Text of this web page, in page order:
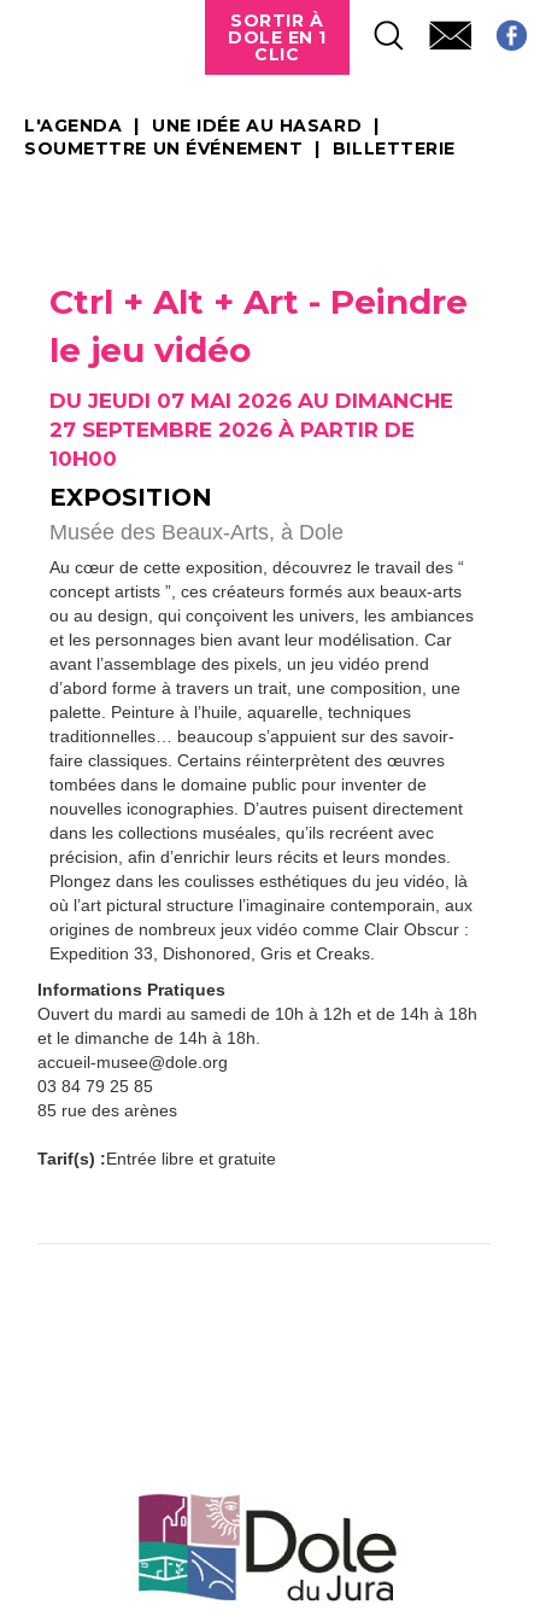
SORTIR À
DOLE EN 1
CLIC
L'AGENDA
UNE IDÉE AU HASARD
SOUMETTRE UN ÉVÉNEMENT
BILLETTERIE
Ctrl + Alt + Art - Peindre
le jeu vidéo
DU JEUDI 07 MAI 2026 AU DIMANCHE
27 SEPTEMBRE 2026 À PARTIR DE
10H00
EXPOSITION
Musée des Beaux-Arts, à Dole
Au cœur de cette exposition, découvrez le travail des “
concept artists ”, ces créateurs formés aux beaux-arts
ou au design, qui conçoivent les univers, les ambiances
et les personnages bien avant leur modélisation. Car
avant l’assemblage des pixels, un jeu vidéo prend
d’abord forme à travers un trait, une composition, une
palette. Peinture à l’huile, aquarelle, techniques
traditionnelles… beaucoup s’appuient sur des savoir-
faire classiques. Certains réinterprètent des œuvres
tombées dans le domaine public pour inventer de
nouvelles iconographies. D’autres puisent directement
dans les collections muséales, qu’ils recréent avec
précision, afin d’enrichir leurs récits et leurs mondes.
Plongez dans les coulisses esthétiques du jeu vidéo, là
où l’art pictural structure l’imaginaire contemporain, aux
origines de nombreux jeux vidéo comme Clair Obscur :
Expedition 33, Dishonored, Gris et Creaks.
Informations Pratiques
Ouvert du mardi au samedi de 10h à 12h et de 14h à 18h
et le dimanche de 14h à 18h.
accueil-musee@dole.org
03 84 79 25 85
85 rue des arènes
Tarif(s) :Entrée libre et gratuite